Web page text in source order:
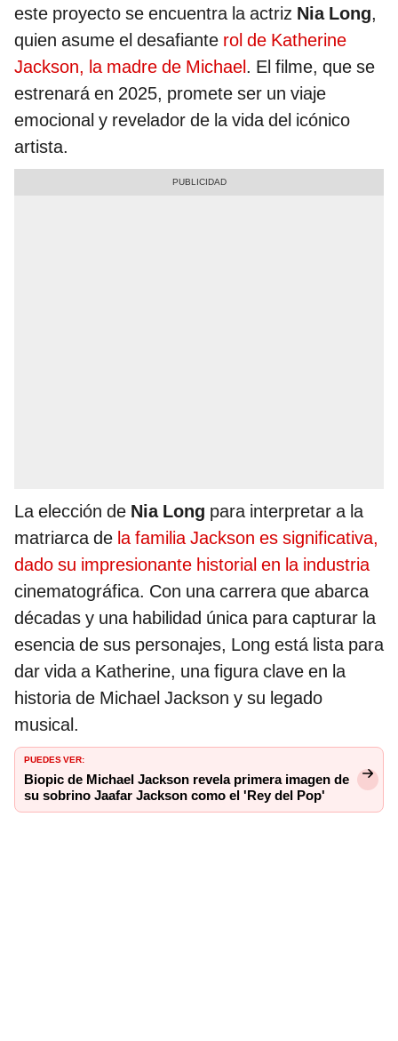
este proyecto se encuentra la actriz Nia Long,
quien asume el desafiante rol de Katherine
Jackson, la madre de Michael. El filme, que se
estrenará en 2025, promete ser un viaje
emocional y revelador de la vida del icónico
artista.
La elección de Nia Long para interpretar a la
matriarca de la familia Jackson es significativa,
dado su impresionante historial en la industria
cinematográfica. Con una carrera que abarca
décadas y una habilidad única para capturar la
esencia de sus personajes, Long está lista para
dar vida a Katherine, una figura clave en la
historia de Michael Jackson y su legado
musical.
PUEDES VER:
Biopic de Michael Jackson revela primera imagen de
su sobrino Jaafar Jackson como el 'Rey del Pop'